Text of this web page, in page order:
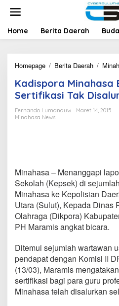
t
Home Berita Daerah
Homepage / Berita Daerah /
Kadispora Minahasa
Sertifikasi Tak
Fernando Lumanauw
Maret 14, 2015
Minahasa News
Minahasa – Menanggapi
Sekolah (Kepsek) di
Minahasa ke Kepolisian
Utara (Sulut), Kepada Dinas
Olahraga (Dikpora)
PH Maramis angkat bicara.
Ditemui sejumlah wartawan
pendapat dengan Komisi II
(13/03), Maramis
sertifikasi bagi para guru
Minahasa telah disalurkan